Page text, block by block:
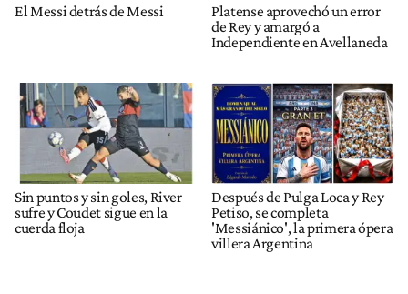
El Messi detrás de Messi
Platense aprovechó un error
de Rey y amargó a
Independiente en Avellaneda
Sin puntos y sin goles, River
sufre y Coudet sigue en la
cuerda floja
Después de Pulga Loca y Rey
Petiso, se completa
'Messiánico', la primera ópera
villera Argentina